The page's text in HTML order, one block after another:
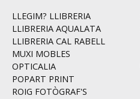
LLEGIM? LLIBRERIA
LLIBRERIA AQUALATA
LLIBRERIA CAL RABELL
MUXI MOBLES
OPTICALIA
POPART PRINT
ROIG FOTÒGRAF'S